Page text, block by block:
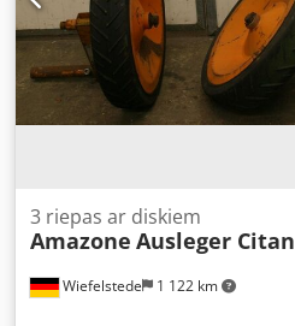
Wiefelstede 1 122 km
3 riepas ar diskiem
Amazone Ausleger Citan